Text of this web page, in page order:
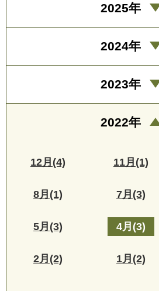
2025年
2024年
2023年
2022年
12月(4) 11月(1)
8月(1) 7月(3)
5月(3) 4月(3)
2月(2) 1月(2)